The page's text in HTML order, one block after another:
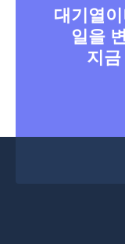
대기열
일을
지